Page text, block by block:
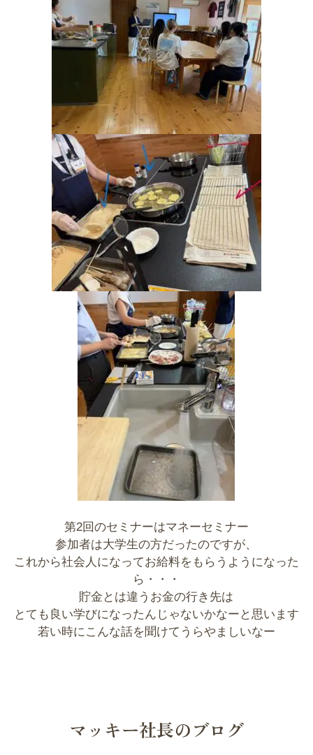
第2回のセミナーはマネーセミナー
参加者は大学生の方だったのですが、
これから社会人になってお給料をもらうようになった
ら・・・
貯金とは違うお金の行き先は
とても良い学びになったんじゃないかなーと思います
若い時にこんな話を聞けてうらやましいなー
マッキー社長のブログ